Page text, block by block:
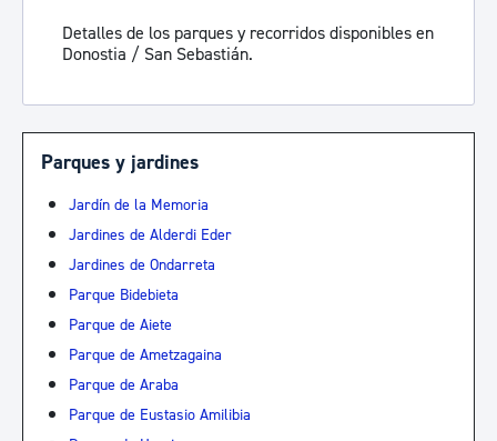
Detalles de los parques y recorridos disponibles en
Donostia / San Sebastián.
Parques y jardines
Jardín de la Memoria
Jardines de Alderdi Eder
Jardines de Ondarreta
Parque Bidebieta
Parque de Aiete
Parque de Ametzagaina
Parque de Araba
Parque de Eustasio Amilibia